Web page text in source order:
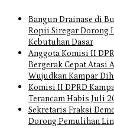
Bangun Drainase di
Ropii Siregar Dorong
Kebutuhan Dasar
Anggota Komisi II
Bergerak Cepat Atasi
Wujudkan Kampar
Komisi II DPRD
Terancam Habis Juli
Sekretaris Fraksi
Dorong Pemulihan